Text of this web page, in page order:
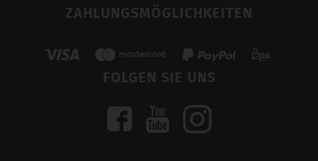
ZAHLUNGSMÖGLICHKEITEN
FOLGEN SIE UNS